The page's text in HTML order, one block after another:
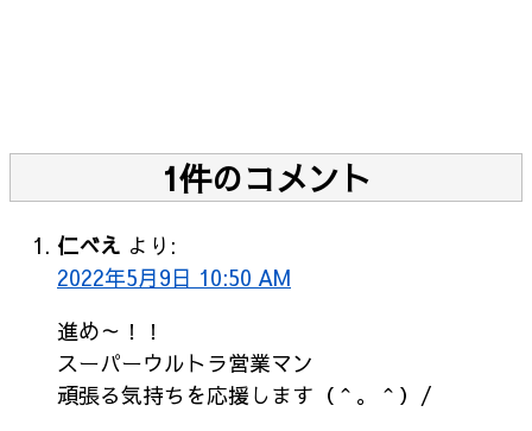
1件のコメント
仁べえ より:
2022年5月9日 10:50 AM
進め～！！
スーパーウルトラ営業マン
頑張る気持ちを応援します（＾。＾）/